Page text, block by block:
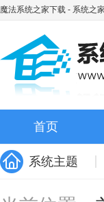
魔法系统之家下载 - 系统之
首页
系统主题